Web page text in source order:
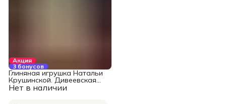
Акция
3 бонусов
Нет в наличии
Глиняная игрушка Натальи
Крушинской. Дивеевская
игрушка, Крушинская Н. Г.